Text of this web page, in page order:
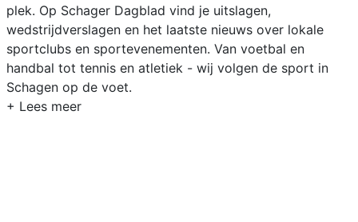
plek. Op Schager Dagblad vind je uitslagen,
wedstrijdverslagen en het laatste nieuws over lokale
sportclubs en sportevenementen. Van voetbal en
handbal tot tennis en atletiek - wij volgen de sport in
Schagen op de voet.